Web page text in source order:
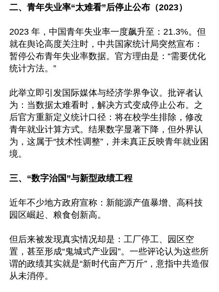
二、青年失业率“太难看”后停止公布（2023）
2023 年，中国青年失业率一度飙升至：21.3%。但
就在舆论高度关注时，中共国家统计局突然宣布：
暂停公布青年失业率数据。官方理由是：“需要优化
统计方法。”
此举立即引发国际媒体与经济学界争议。批评者认
为：当数据太难看时，解决方式变成停止公布。之
后官方重新定义统计口径：将在校学生排除，修改
青年就业计算方式。结果数字显著下降，但外界认
为，这属于“技术性调整”，并未真正反映青年就业困
境。
三、“数字治国”与新型政绩工程
近年不少地方政府宣称：新能源产值暴增、高科技
园区崛起、粮食创新高。
但后来被发现真实情况却是：工厂停工、园区空
置，甚至形成“鬼城式产业园”。一些评论认为这些所
谓的政绩其实就是“新时代亩产万斤”，意指中共造假
从未消停。